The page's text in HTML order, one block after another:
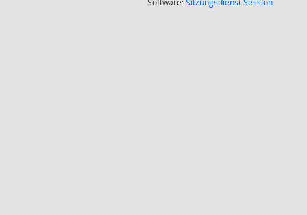
Software:SitzungsdienstSession